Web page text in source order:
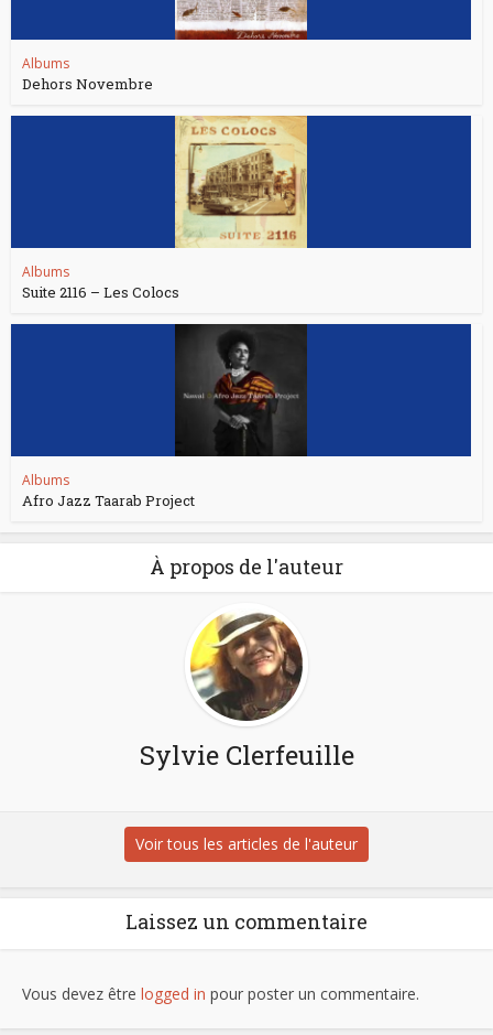
Albums
Dehors Novembre
Albums
Suite 2116 – Les Colocs
Albums
Afro Jazz Taarab Project
À propos de l'auteur
Sylvie Clerfeuille
Voir tous les articles de l'auteur
Laissez un commentaire
Vous devez être logged in pour poster un commentaire.